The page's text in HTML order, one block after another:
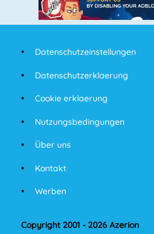
Datenschutzeinstellungen
Datenschutzerklaerung
Cookie erklaerung
Nutzungsbedingungen
Über uns
Kontakt
Werben
Copyright 2001 - 2026 Azerion